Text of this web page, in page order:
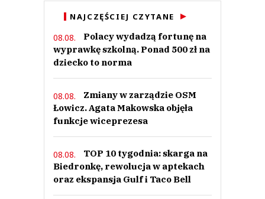
NAJCZĘŚCIEJ CZYTANE
08.08.
Polacy wydadzą fortunę na
wyprawkę szkolną. Ponad 500 zł na
dziecko to norma
08.08.
Zmiany w zarządzie OSM
Łowicz. Agata Makowska objęła
funkcje wiceprezesa
08.08.
TOP 10 tygodnia: skarga na
Biedronkę, rewolucja w aptekach
oraz ekspansja Gulf i Taco Bell